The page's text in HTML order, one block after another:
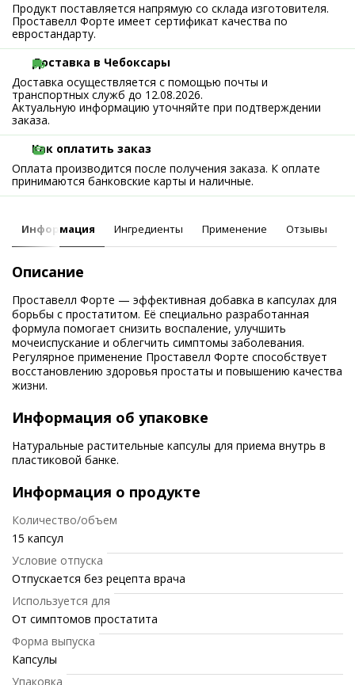
Продукт поставляется напрямую со склада изготовителя.
Проставелл Форте имеет сертификат качества по
евростандарту.
Доставка в Чебоксары
Доставка осуществляется с помощью почты и
транспортных служб до 12.08.2026.
Актуальную информацию уточняйте при подтверждении
заказа.
Как оплатить заказ
Оплата производится после получения заказа. К оплате
принимаются банковские карты и наличные.
Информация Ингредиенты Применение Отзывы
Описание
Проставелл Форте — эффективная добавка в капсулах для
борьбы с простатитом. Её специально разработанная
формула помогает снизить воспаление, улучшить
мочеиспускание и облегчить симптомы заболевания.
Регулярное применение Проставелл Форте способствует
восстановлению здоровья простаты и повышению качества
жизни.
Информация об упаковке
Натуральные растительные капсулы для приема внутрь в
пластиковой банке.
Информация о продукте
Количество/объем
15 капсул
Условие отпуска
Отпускается без рецепта врача
Используется для
От симптомов простатита
Форма выпуска
Капсулы
Упаковка